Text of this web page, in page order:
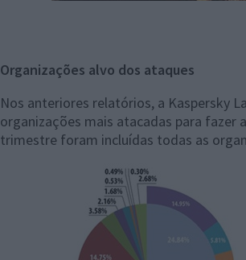
Organizações alvo dos ataques
Nos anteriores relatórios, a Kaspersky
organizações mais atacadas para fazer
trimestre foram incluídas todas as